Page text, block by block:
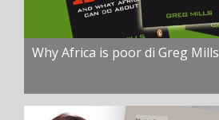
Why Africa is poor di Greg Mills